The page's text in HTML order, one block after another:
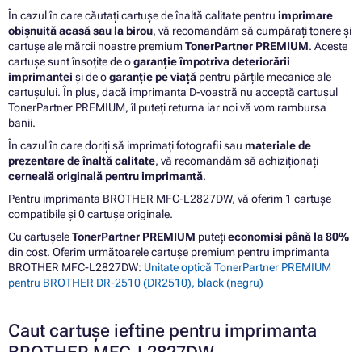
În cazul în care căutați cartușe de înaltă calitate pentru imprimare
obișnuită acasă sau la birou, vă recomandăm să cumpărați tonere și
cartușe ale mărcii noastre premiumTonerPartner PREMIUM. Aceste
cartușe sunt însoțite de ogaranție împotriva deteriorării
imprimantei și de ogaranție pe viață pentru părțile mecanice ale
cartușului. În plus, dacă imprimanta D-voastră nu acceptă cartușul
TonerPartner PREMIUM, îl puteți returna iar noi vă vom rambursa
banii.
În cazul în care doriți să imprimați fotografii sau materiale de
prezentare de înaltă calitate, vă recomandăm să achiziționați
cerneală originală pentru imprimantă.
Pentru imprimanta BROTHER MFC-L2827DW, vă oferim 1 cartușe
compatibile și 0 cartușe originale.
Cu cartușeleTonerPartner PREMIUM putețieconomisi până la 80%
din cost. Oferim următoarele cartușe premium pentru imprimanta
BROTHER MFC-L2827DW: Unitate optică TonerPartner PREMIUM
pentru BROTHER DR-2510 (DR2510), black (negru)
Caut cartușe ieftine pentru imprimanta